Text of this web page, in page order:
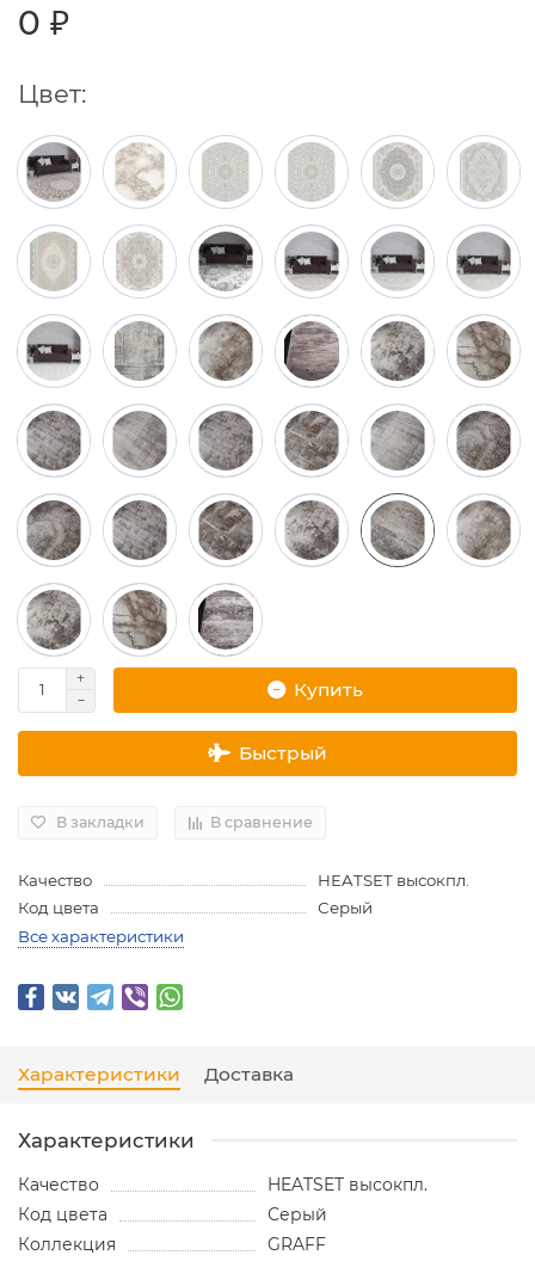
0 ₽
Цвет:
Купить
Быстрый
В закладки В сравнение
Качество
HEATSET высокпл.
Код цвета
Серый
Все характеристики
Характеристики Доставка
Характеристики
Качество
HEATSET высокпл.
Код цвета
Серый
Коллекция
GRAFF